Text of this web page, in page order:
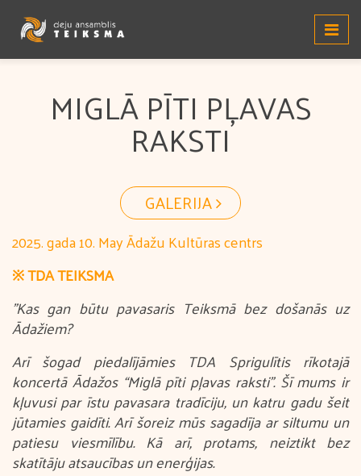
MIGLĀ PĪTI PĻAVAS
RAKSTI
GALERIJA
2025. gada 10. May Ādažu Kultūras centrs
※ TDA TEIKSMA
"Kas gan būtu pavasaris Teiksmā bez došanās uz
Ādažiem?
Arī šogad piedalījāmies TDA Sprigulītis rīkotajā
koncertā Ādažos “Miglā pīti pļavas raksti”. Šī mums ir
kļuvusi par īstu pavasara tradīciju, un katru gadu šeit
jūtamies gaidīti. Arī šoreiz mūs sagadīja ar siltumu un
patiesu viesmīlību. Kā arī, protams, neiztikt bez
skatītāju atsaucības un enerģijas.